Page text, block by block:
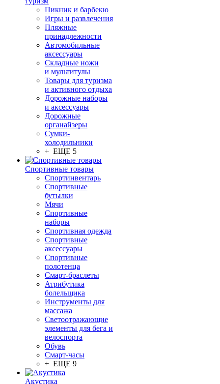
Пикник и барбекю
Игры и развлечения
Пляжные
принадлежности
Автомобильные
аксессуары
Складные ножи
и мультитулы
Товары для туризма
и активного отдыха
Дорожные наборы
и аксессуары
Дорожные
органайзеры
Сумки-
холодильники
+ ЕЩЕ 5
Спортивные товары
Спортинвентарь
Спортивные
бутылки
Мячи
Спортивные
наборы
Спортивная одежда
Спортивные
аксессуары
Спортивные
полотенца
Смарт-браслеты
Атрибутика
болельщика
Инструменты для
массажа
Светоотражающие
элементы для бега и
велоспорта
Обувь
Смарт-часы
+ ЕЩЕ 9
Акустика